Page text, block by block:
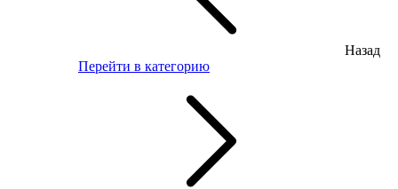
Назад
Перейти в категорию